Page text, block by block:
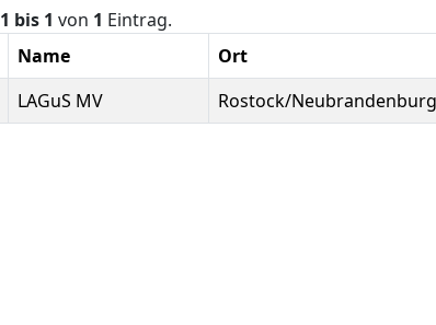
1 bis 1 von 1 Eintrag.
Name Ort
LAGuS MV Rostock/Neubrandenburg